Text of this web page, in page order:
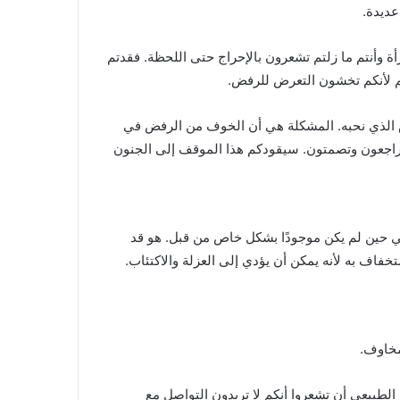
وأنتم ما زلتم تشعرون بالإحراج حتى اللحظة. فقدتم
لأنكم تخشون التعرض للرفض.
الذي نحبه. المشكلة هي أن الخوف من الرفض في
وتصمتون. سيقودكم هذا الموقف إلى الجنون
حين لم يكن موجودًا بشكل خاص من قبل. هو قد
به لأنه يمكن أن يؤدي إلى العزلة والاكتئاب.
أن تشعروا أنكم لا تريدون التواصل مع